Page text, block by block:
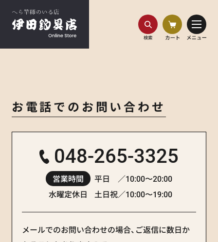
お問い合わせ
お電話でのお問い合わせ
048-265-3325
営業時間 平日 ／10:00〜20:00
水曜定休日 土日祝／10:00〜19:00
メールでのお問い合わせの場合、ご返信に数日か